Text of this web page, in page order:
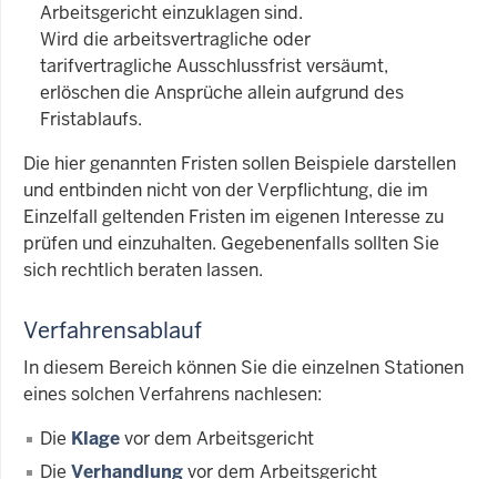
Arbeitsgericht einzuklagen sind.
Wird die arbeitsvertragliche oder
tarifvertragliche Ausschlussfrist versäumt,
erlöschen die Ansprüche allein aufgrund des
Fristablaufs.
Die hier genannten Fristen sollen Beispiele darstellen
und entbinden nicht von der Verpflichtung, die im
Einzelfall geltenden Fristen im eigenen Interesse zu
prüfen und einzuhalten. Gegebenenfalls sollten Sie
sich rechtlich beraten lassen.
Verfahrensablauf
In diesem Bereich können Sie die einzelnen Stationen
eines solchen Verfahrens nachlesen:
Die Klagevor dem Arbeitsgericht
Die Verhandlungvor dem Arbeitsgericht